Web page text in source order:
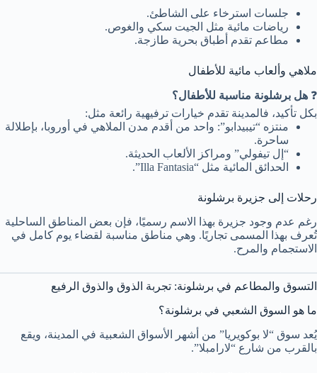
جلسات استرخاء على الشاطئ.
رياضات مائية مثل الجيت سكي والغوص.
مطاعم تقدم أطباق بحرية طازجة.
ملاهي وألعاب مائية للأطفال
❓ هل برشلونة مناسبة للأطفال؟
بكل تأكيد، فالمدينة تقدم خيارات ترفيهية رائعة مثل:
منتزه “تيبيدابو”: واحد من أقدم مدن الملاهي في أوروبا، بإطلالة
ساحرة.
“إل تيفولي” ومراكز الألعاب الحديثة.
الحدائق المائية مثل “Illa Fantasia”.
رحلات إلى جزيرة برشلونة
رغم عدم وجود جزيرة بهذا الاسم رسميًا، فإن بعض المناطق الساحلية
تُعرف بهذا المسمى تجاريًا. وهي مناطق مناسبة لقضاء يوم كامل في
الاستجمام والمرح.
التسوق والمطاعم في برشلونة: تجربة الذوق والذوق الرفيع
ما هو السوق الشعبي في برشلونة؟
يُعد سوق “لا بوكويريا” من أشهر الأسواق الشعبية في المدينة، ويقع
بالقرب من شارع “لارامبلا”.